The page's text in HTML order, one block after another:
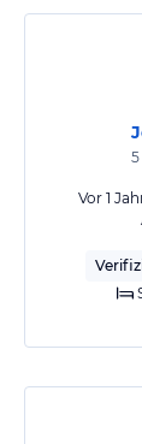
5
Vor 1